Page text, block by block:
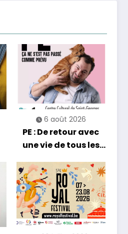
célèbrent le temps
nostalgie
6 août 2026
PE : De retour avec
une vie de tous les